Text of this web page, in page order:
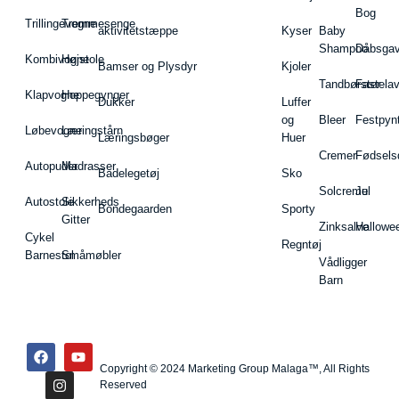
Trillingevogne
Kombivogne
Klapvogne
Løbevogne
Autopuder
Autostole
Cykel
Barnestol
Tremmesenge
Højstole
Hoppegynger
Læringstårn
Madrasser
Sikkerheds
Gitter
Småmøbler
aktivitetstæppe
Bamser og Plysdyr
Dukker
Læringsbøger
Badelegetøj
Bondegaarden
Kyser
Kjoler
Luffer
og
Huer
Sko
Sporty
Regntøj
Baby
Shampoo
Tandbørster
Bleer
Cremer
Solcreme
Zinksalve
Vådligger
Barn
Bog
Jul
Copyright © 2024 Marketing Group Malaga™, All Rights
Reserved